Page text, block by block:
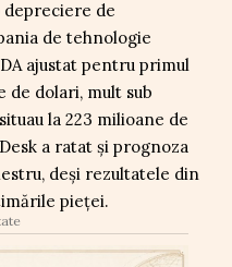
depreciere de
de tehnologie
ajustat pentru primul
de dolari, mult sub
la 223 milioane de
a ratat și prognoza
deși rezultatele din
pieței.